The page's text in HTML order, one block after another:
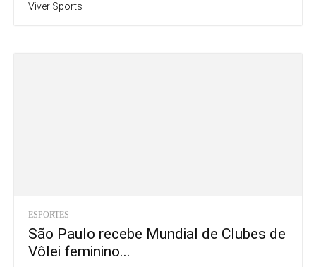
Viver Sports
ESPORTES
São Paulo recebe Mundial de Clubes de
Vôlei feminino...